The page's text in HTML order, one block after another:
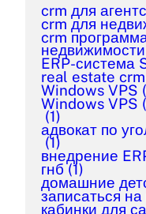
crm для
crm для
crm
недвижимости
ERP-система
real estate crm
Windows VPS
Windows VPS
(1)
адвокат по
(1)
внедрение
гнб (1)
домашние
записаться
кабинки для